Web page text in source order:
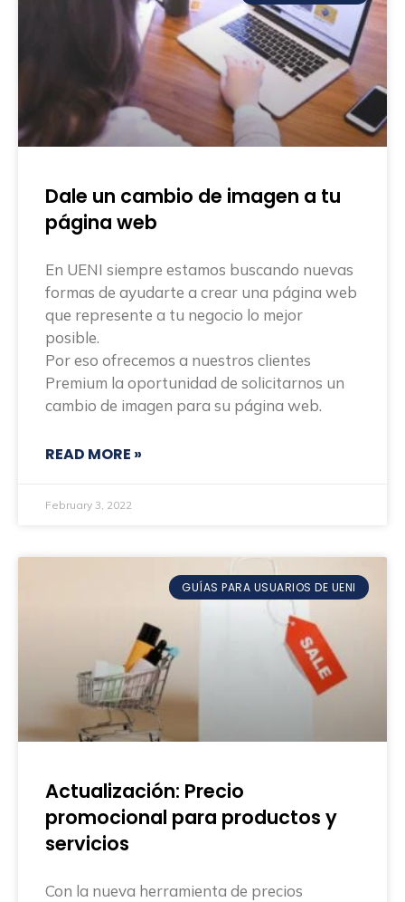
Dale un cambio de imagen a tu
página web
En UENI siempre estamos buscando nuevas
formas de ayudarte a crear una página web
que represente a tu negocio lo mejor
posible.
Por eso ofrecemos a nuestros clientes
Premium la oportunidad de solicitarnos un
cambio de imagen para su página web.
READ MORE »
February 3, 2022
GUÍAS PARA USUARIOS DE UENI
Actualización: Precio
promocional para productos y
servicios
Con la nueva herramienta de precios